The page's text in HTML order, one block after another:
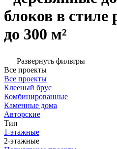
блоков в стиле
до 300 м²
Развернуть фильтры
Все проекты
Все проекты
Клееный брус
Комбинированные
Каменные дома
Авторские
Тип
1-этажные
2-этажные